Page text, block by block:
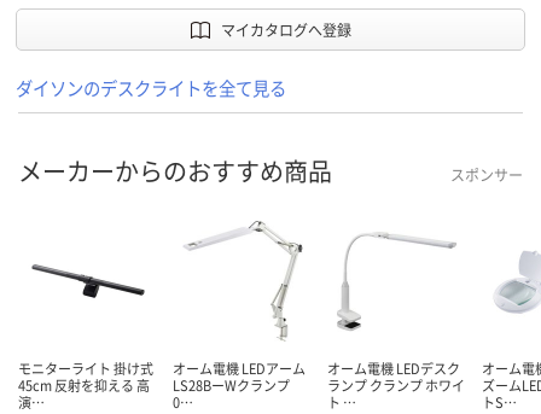
マイカタログへ登録
ダイソンのデスクライトを全て見る
メーカーからのおすすめ商品 スポンサー
モニターライト 掛け式
45cm 反射を抑える 高
演…
オーム電機 LEDアーム
LS28BーWクランプ
0…
オーム電機 LEDデスク
ランプ クランプ ホワイ
ト …
オーム電
ズーム
トS…